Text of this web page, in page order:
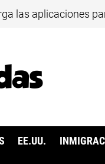
las aplicaciones
EE.UU.